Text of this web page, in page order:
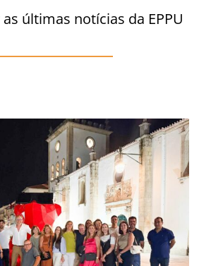
as últimas notícias da EPPU